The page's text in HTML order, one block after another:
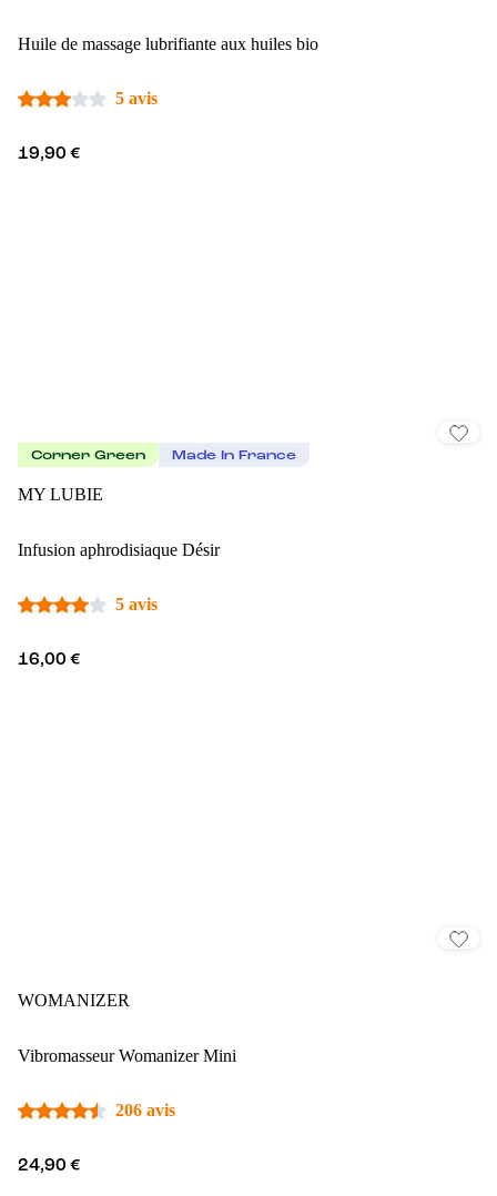
Huile de massage lubrifiante aux huiles bio
5 avis
19,90 €
Corner Green Made In France
MY LUBIE
Infusion aphrodisiaque Désir
5 avis
16,00 €
WOMANIZER
Vibromasseur Womanizer Mini
206 avis
24,90 €